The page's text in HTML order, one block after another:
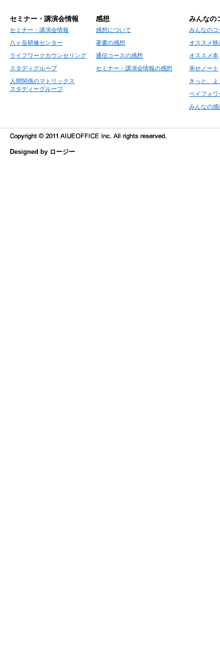
セミナー・講演会情報
セミナー・講演会情報
八ヶ岳研修センター
ライフワークカウンセリング
スタディグループ
人間関係のマトリックス
スタディーグループ
感想
感想について
著書の感想
通信コースの感想
セミナー・講演会情報の感想
みんなの
みんなの
オススメ映
オススメ本
幸せノート
きっと、
ペイフォワ
みんなの感
Designed by ロージー